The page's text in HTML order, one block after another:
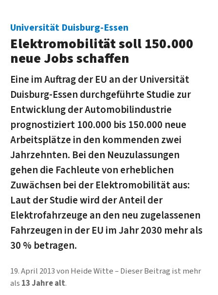
Universität Duisburg-Essen
Elektromobilität soll 150.000
neue Jobs schaffen
Eine im Auftrag der EU an der Universität
Duisburg-Essen durchgeführte Studie zur
Entwicklung der Automobilindustrie
prognostiziert 100.000 bis 150.000 neue
Arbeitsplätze in den kommenden zwei
Jahrzehnten. Bei den Neuzulassungen
gehen die Fachleute von erheblichen
Zuwächsen bei der Elektromobilität aus:
Laut der Studie wird der Anteil der
Elektrofahrzeuge an den neu zugelassenen
Fahrzeugen in der EU im Jahr 2030 mehr als
30 % betragen.
19. April 2013von Heide Witte
Dieser Beitrag ist mehr
als 13 Jahre alt.